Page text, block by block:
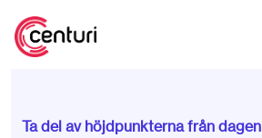
Ta del av höjdpunkterna från dagen